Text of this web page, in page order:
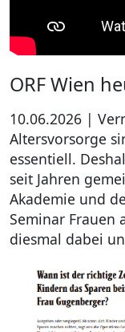
ORF Wien
10.06.2026 |
Altersvorsorge
essentiell.
seit Jahren
Akademie und
Seminar Frauen
diesmal dabei